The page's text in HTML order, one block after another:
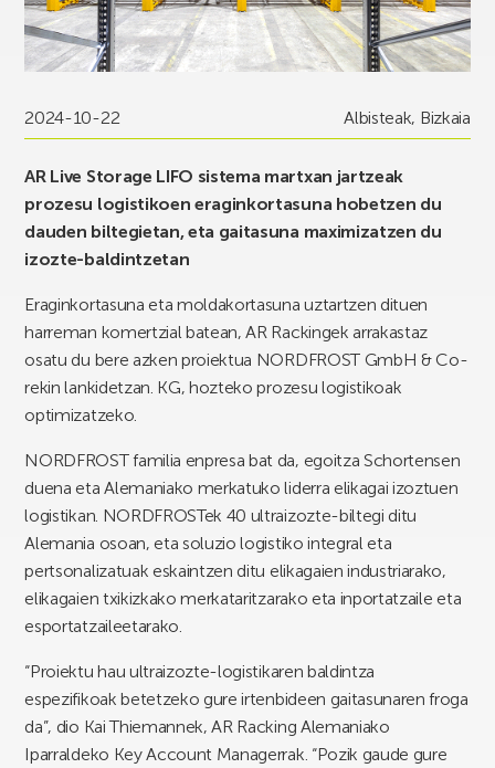
2024-10-22 Albisteak, Bizkaia
AR Live Storage LIFO sistema martxan jartzeak
prozesu logistikoen eraginkortasuna hobetzen du
dauden biltegietan, eta gaitasuna maximizatzen du
izozte-baldintzetan
Eraginkortasuna eta moldakortasuna uztartzen dituen
harreman komertzial batean, AR Rackingek arrakastaz
osatu du bere azken proiektua NORDFROST GmbH & Co-
rekin lankidetzan. KG, hozteko prozesu logistikoak
optimizatzeko.
NORDFROST familia enpresa bat da, egoitza Schortensen
duena eta Alemaniako merkatuko liderra elikagai izoztuen
logistikan. NORDFROSTek 40 ultraizozte-biltegi ditu
Alemania osoan, eta soluzio logistiko integral eta
pertsonalizatuak eskaintzen ditu elikagaien industriarako,
elikagaien txikizkako merkataritzarako eta inportatzaile eta
esportatzaileetarako.
“Proiektu hau ultraizozte-logistikaren baldintza
espezifikoak betetzeko gure irtenbideen gaitasunaren froga
da”, dio Kai Thiemannek, AR Racking Alemaniako
Iparraldeko Key Account Managerrak. “Pozik gaude gure